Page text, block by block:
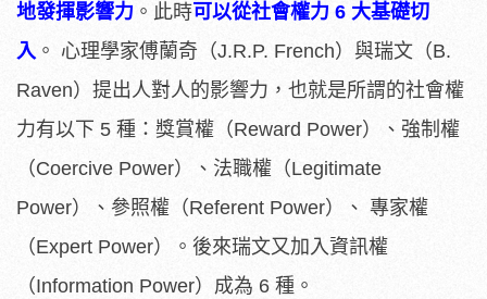
地發揮影響力 。此時可以從社會權力 6 大基礎切
入 。 心理學家傅蘭奇（J.R.P. French）與瑞文（B.
Raven）提出人對人的影響力，也就是所謂的社會權
力有以下 5 種：獎賞權（Reward Power）、強制權
（Coercive Power）、法職權（Legitimate
Power）、參照權（Referent Power）、 專家權
（Expert Power）。後來瑞文又加入資訊權
（Information Power）成為 6 種。